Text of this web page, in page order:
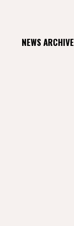
NEWS ARCHIVE